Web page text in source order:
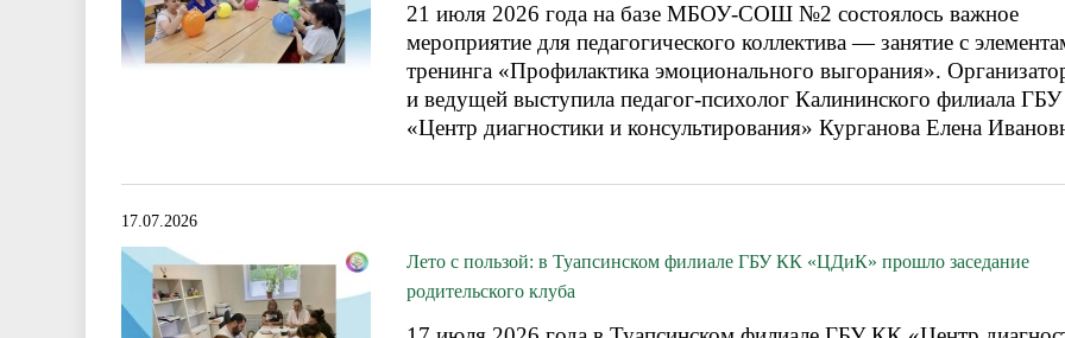
21 июля 2026 года на базе МБОУ-СОШ №2 состоялось важное
мероприятие для педагогического коллектива — занятие с
тренинга «Профилактика эмоционального выгорания».
и ведущей выступила педагог-психолог Калининского филиала
«Центр диагностики и консультирования» Курганова Елена
17.07.2026
Лето с пользой: в Туапсинском филиале ГБУ КК «ЦДиК» прошло заседание
родительского клуба